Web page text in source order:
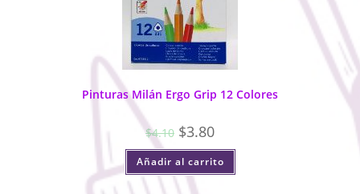
Pinturas Milán Ergo Grip 12 Colores
$4.10 $3.80
Añadir al carrito